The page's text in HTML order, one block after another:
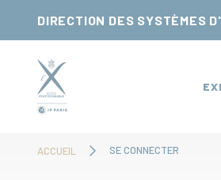
DIRECTION DES SYSTÈMES
ACCUEIL SE CONNECTER